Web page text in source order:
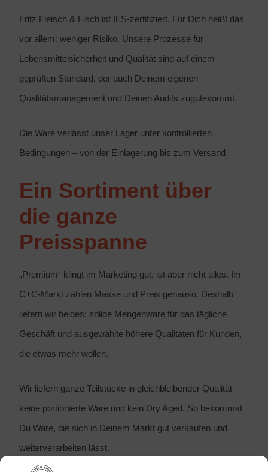
Fritz Fleisch & Fisch ist IFS-zertifiziert. Für Dich heißt das
vor allem: weniger Risiko. Unsere Prozesse für
Lebensmittelsicherheit und Qualität sind auf einem
geprüften Standard, der auch Deinem eigenen
Qualitätsmanagement und Deinen Audits zugutekommt.
Die Ware verlässt unser Lager unter kontrollierten
Bedingungen – von der Einlagerung bis zum Versand.
Ein Sortiment über
die ganze
Preisspanne
„Premium“ klingt im Marketing gut, ist aber nicht alles. Im
C+C-Markt zählen Masse und Preis genauso. Deshalb
liefern wir beides: solide Mengenware für das tägliche
Geschäft und ausgewählte höhere Qualitäten für Kunden,
die etwas mehr wollen.
Wir liefern ganze Teilstücke in gleichbleibender Qualität –
keine portionierte Ware und kein Dry Aged. So bekommst
Du Ware, die sich in Deinem Markt gut verkaufen und
weiterverarbeiten lässt.